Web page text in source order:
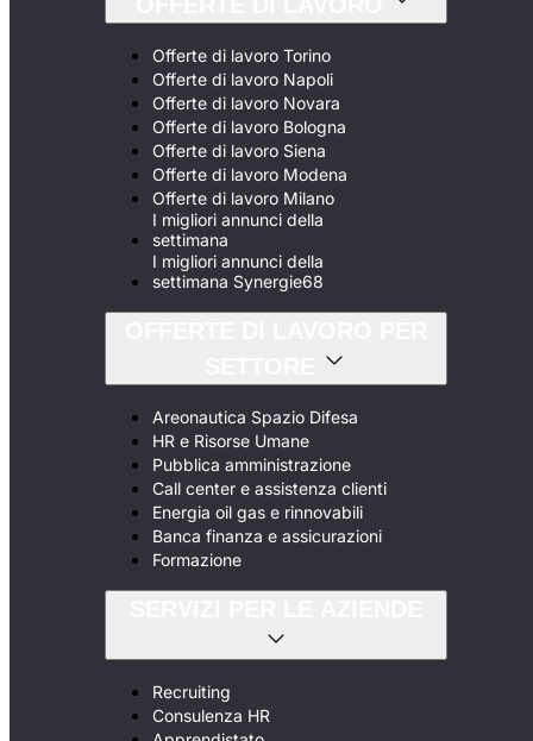
Offerte di lavoro Torino
Offerte di lavoro Napoli
Offerte di lavoro Novara
Offerte di lavoro Bologna
Offerte di lavoro Siena
Offerte di lavoro Modena
Offerte di lavoro Milano
I migliori annunci della
settimana
I migliori annunci della
settimana Synergie68
Areonautica Spazio Difesa
HR e Risorse Umane
Pubblica amministrazione
Call center e assistenza clienti
Energia oil gas e rinnovabili
Banca finanza e assicurazioni
Formazione
Recruiting
Consulenza HR